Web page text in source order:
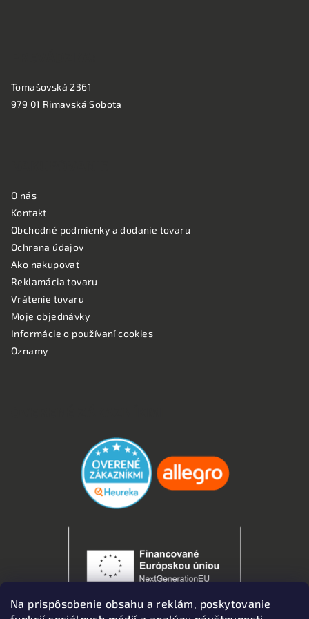
Na prispôsobenie obsahu a reklám, poskytovanie
Tomašovská 2361
979 01 Rimavská Sobota
O nás
Kontakt
Obchodné podmienky a dodanie tovaru
Ochrana údajov
Ako nakupovať
Reklamácia tovaru
Vrátenie tovaru
Moje objednávky
Informácie o používaní cookies
Oznamy